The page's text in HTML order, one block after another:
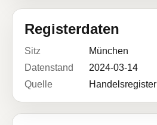
Registerdaten
Sitz
München
Datenstand
2024-03-14
Quelle
Handelsregister